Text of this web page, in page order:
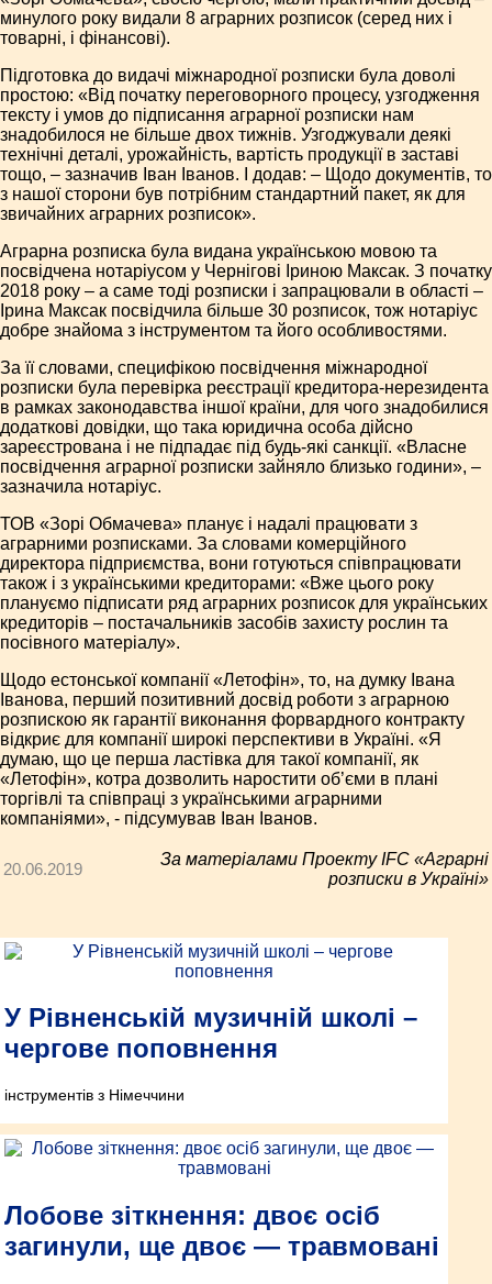
минулого року видали 8 аграрних розписок (серед них і
товарні, і фінансові).
Підготовка до видачі міжнародної розписки була доволі
простою: «Від початку переговорного процесу, узгодження
тексту і умов до підписання аграрної розписки нам
знадобилося не більше двох тижнів. Узгоджували деякі
технічні деталі, урожайність, вартість продукції в заставі
тощо, – зазначив Іван Іванов. І додав: – Щодо документів, то
з нашої сторони був потрібним стандартний пакет, як для
звичайних аграрних розписок».
Аграрна розписка була видана українською мовою та
посвідчена нотаріусом у Чернігові Іриною Максак. З початку
2018 року – а саме тоді розписки і запрацювали в області –
Ірина Максак посвідчила більше 30 розписок, тож нотаріус
добре знайома з інструментом та його особливостями.
За її словами, специфікою посвідчення міжнародної
розписки була перевірка реєстрації кредитора-нерезидента
в рамках законодавства іншої країни, для чого знадобилися
додаткові довідки, що така юридична особа дійсно
зареєстрована і не підпадає під будь-які санкції. «Власне
посвідчення аграрної розписки зайняло близько години», –
зазначила нотаріус.
ТОВ «Зорі Обмачева» планує і надалі працювати з
аграрними розписками. За словами комерційного
директора підприємства, вони готуються співпрацювати
також і з українськими кредиторами: «Вже цього року
плануємо підписати ряд аграрних розписок для українських
кредиторів – постачальників засобів захисту рослин та
посівного матеріалу».
Щодо естонської компанії «Летофін», то, на думку Івана
Іванова, перший позитивний досвід роботи з аграрною
розпискою як гарантії виконання форвардного контракту
відкриє для компанії широкі перспективи в Україні. «Я
думаю, що це перша ластівка для такої компанії, як
«Летофін», котра дозволить наростити об’єми в плані
торгівлі та співпраці з українськими аграрними
компаніями», - підсумував Іван Іванов.
20.06.2019
За матеріалами Проекту IFC «Аграрні
розписки в Україні»
У Рівненській музичній школі –
чергове поповнення
інструментів з Німеччини
Лобове зіткнення: двоє осіб
загинули, ще двоє — травмовані